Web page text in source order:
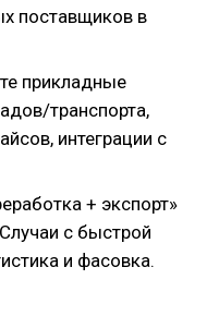
поставщиков в
прикладные
транспорта,
интеграции с
+ экспорт»
с быстрой
и фасовка.